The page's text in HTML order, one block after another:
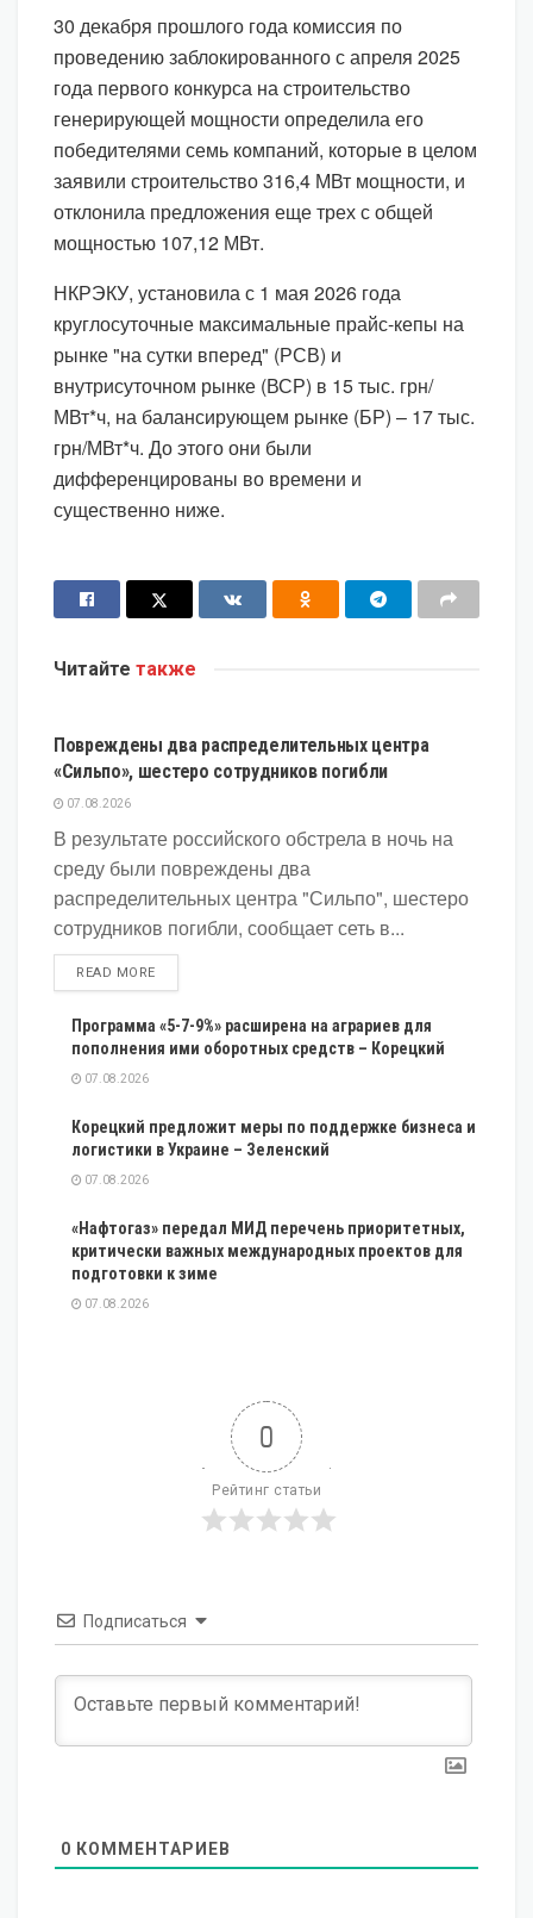
30 декабря прошлого года комиссия по
проведению заблокированного с апреля 2025
года первого конкурса на строительство
генерирующей мощности определила его
победителями семь компаний, которые в целом
заявили строительство 316,4 МВт мощности, и
отклонила предложения еще трех с общей
мощностью 107,12 МВт.
НКРЭКУ, установила с 1 мая 2026 года
круглосуточные максимальные прайс-кепы на
рынке "на сутки вперед" (РСВ) и
внутрисуточном рынке (ВСР) в 15 тыс. грн/
МВт*ч, на балансирующем рынке (БР) – 17 тыс.
грн/МВт*ч. До этого они были
дифференцированы во времени и
существенно ниже.
Читайте также
Повреждены два распределительных центра
«Сильпо», шестеро сотрудников погибли
07.08.2026
В результате российского обстрела в ночь на
среду были повреждены два
распределительных центра "Сильпо", шестеро
сотрудников погибли, сообщает сеть в...
READ MOREDETAILS
Программа «5-7-9%» расширена на аграриев для
пополнения ими оборотных средств – Корецкий
07.08.2026
Корецкий предложит меры по поддержке бизнеса и
логистики в Украине – Зеленский
07.08.2026
«Нафтогаз» передал МИД перечень приоритетных,
критически важных международных проектов для
подготовки к зиме
07.08.2026
0
Рейтинг статьи
Подписаться
0 КОММЕНТАРИЕВ